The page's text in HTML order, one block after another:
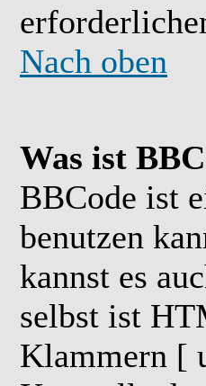
Nach oben
Was ist
BBCode ist
benutzen
kannst es
selbst ist
Klammern [